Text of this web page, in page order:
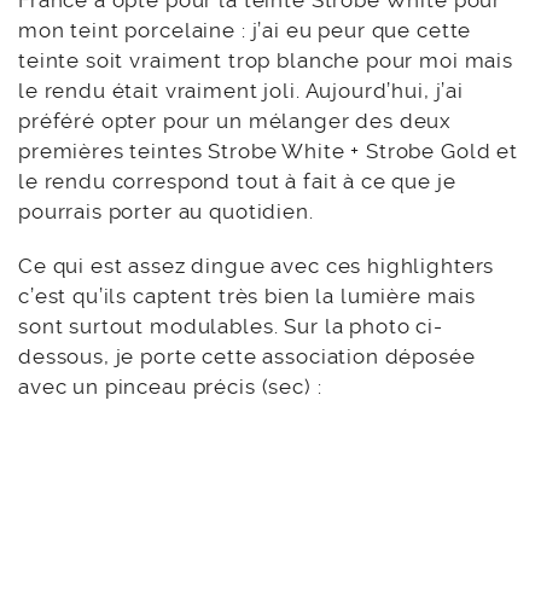
mon teint porcelaine : j’ai eu peur que cette
teinte soit vraiment trop blanche pour moi mais
le rendu était vraiment joli. Aujourd’hui, j’ai
préféré opter pour un mélanger des deux
premières teintes Strobe White + Strobe Gold et
le rendu correspond tout à fait à ce que je
pourrais porter au quotidien.
Ce qui est assez dingue avec ces highlighters
c’est qu’ils captent très bien la lumière mais
sont surtout modulables. Sur la photo ci-
dessous, je porte cette association déposée
avec un pinceau précis (sec) :